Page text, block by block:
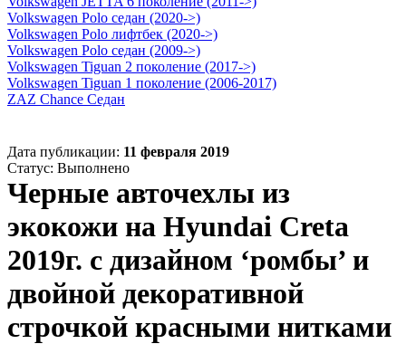
Volkswagen Polo седан (2020->)
Volkswagen Polo лифтбек (2020->)
Volkswagen Polo седан (2009->)
Volkswagen Tiguan 2 поколение (2017->)
Volkswagen Tiguan 1 поколение (2006-2017)
ZAZ Chance Седан
Дата публикации: 11 февраля 2019
Статус: Выполнено
Черные авточехлы из
экокожи на Hyundai Creta
2019г. с дизайном ‘ромбы’ и
двойной декоративной
строчкой красными нитками